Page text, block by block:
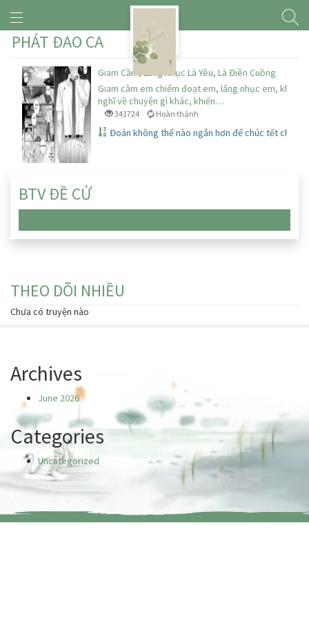
PHÁT ĐAO CA
Giam Cầm, Lăng Nhục Là Yêu, Là Điên Cuồng
Giam cầm em chiếm đoạt em, lăng nhục em, khiến
nghĩ về chuyện gì khác, khiến…
341724 Hoàn thành
Đoản không thể nào ngắn hơn để chúc tết chứ
BTV ĐỀ CỬ
THEO DÕI NHIỀU
Chưa có truyện nào
Archives
June 2026
Categories
Uncategorized